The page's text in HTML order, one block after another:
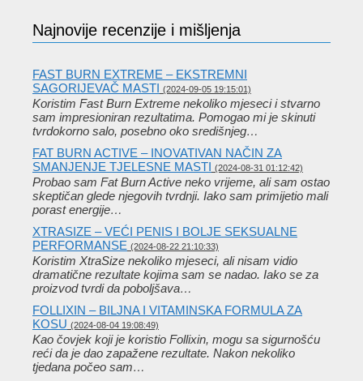
Najnovije recenzije i mišljenja
FAST BURN EXTREME – EKSTREMNI
SAGORIJEVAČ MASTI (2024-09-05 19:15:01)
Koristim Fast Burn Extreme nekoliko mjeseci i stvarno
sam impresioniran rezultatima. Pomogao mi je skinuti
tvrdokorno salo, posebno oko središnjeg…
FAT BURN ACTIVE – INOVATIVAN NAČIN ZA
SMANJENJE TJELESNE MASTI (2024-08-31 01:12:42)
Probao sam Fat Burn Active neko vrijeme, ali sam ostao
skeptičan glede njegovih tvrdnji. Iako sam primijetio mali
porast energije…
XTRASIZE – VEĆI PENIS I BOLJE SEKSUALNE
PERFORMANSE (2024-08-22 21:10:33)
Koristim XtraSize nekoliko mjeseci, ali nisam vidio
dramatične rezultate kojima sam se nadao. Iako se za
proizvod tvrdi da poboljšava…
FOLLIXIN – BILJNA I VITAMINSKA FORMULA ZA
KOSU (2024-08-04 19:08:49)
Kao čovjek koji je koristio Follixin, mogu sa sigurnošću
reći da je dao zapažene rezultate. Nakon nekoliko
tjedana počeo sam…